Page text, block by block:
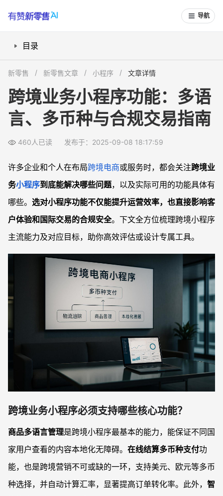
导航
目录
如何实现安全合规的国际交易？
全面提升客户体验的实用进阶功能
跨境小程序怎么支持多语言和多币种操作？
跨境业务小程序怎样保证支付和数据的安全？
新零售 新零售文章 小程序 文章详情
跨境业务小程序功能：多语
言、多币种与合规交易指南
460人已读 发布于：2025-09-08 18:17:59
许多企业和个人在布局跨境电商或服务时，都会关注跨境业
务小程序到底能解决哪些问题，以及实际可用的功能具体有
哪些。 选对小程序功能不仅能提升运营效率，也直接影响客
户体验和国际交易的合规安全。下文全方位梳理跨境小程序
主流能力及对应目标，助你高效评估或设计专属工具。
跨境业务小程序必须支持哪些核心功能？
商品多语言管理是跨境小程序最基本的能力，能保证不同国
家用户查看的内容本地化无障碍。 在线结算多币种支付功
能，也是跨境营销不可或缺的一环，支持美元、欧元等多币
种选择，并自动计算汇率，显著提高订单转化率。此外， 智